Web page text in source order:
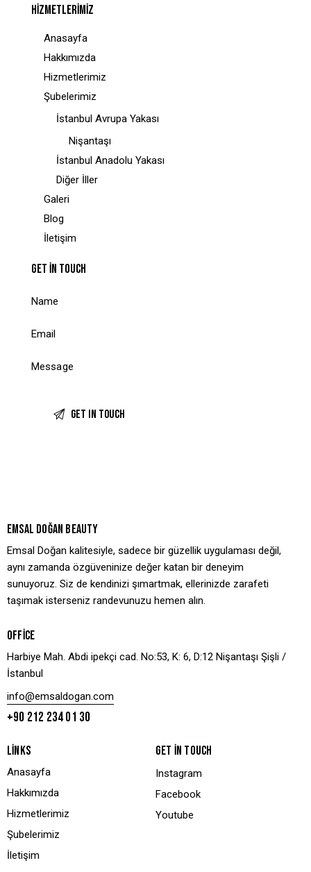
HIZMETLERIMIZ
Anasayfa
Hakkımızda
Hizmetlerimiz
Şubelerimiz
İstanbul Avrupa Yakası
Nişantaşı
İstanbul Anadolu Yakası
Diğer İller
Galeri
Blog
İletişim
GET IN TOUCH
EMSAL DOĞAN BEAUTY
Emsal Doğan kalitesiyle, sadece bir güzellik uygulaması değil,
aynı zamanda özgüveninize değer katan bir deneyim
sunuyoruz. Siz de kendinizi şımartmak, ellerinizde zarafeti
taşımak isterseniz randevunuzu hemen alın.
OFFICE
Harbiye Mah. Abdi ipekçi cad. No:53, K: 6, D:12 Nişantaşı Şişli /
İstanbul
info@emsaldogan.com
+90 212 234 01 30
LINKS
Anasayfa
Hakkımızda
Hizmetlerimiz
Şubelerimiz
İletişim
GET IN TOUCH
Instagram
Facebook
Youtube